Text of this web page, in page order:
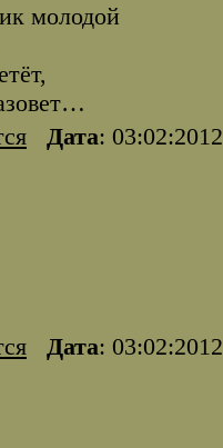
молодой
Дата: 03:02:2012
Дата: 03:02:2012